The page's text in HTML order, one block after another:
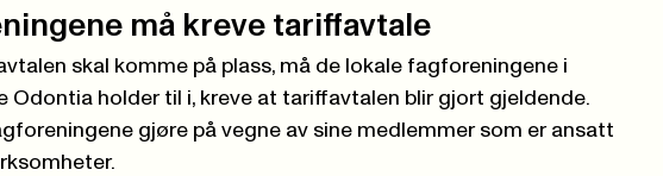
må kreve tariffavtale
skal komme på plass, må de lokale fagforeningene i
Odontia holder til i, kreve at tariffavtalen blir gjort gjeldende.
gjøre på vegne av sine medlemmer som er ansatt